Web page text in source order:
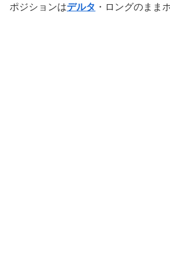
ポジションはデルタ ・ロングのまま